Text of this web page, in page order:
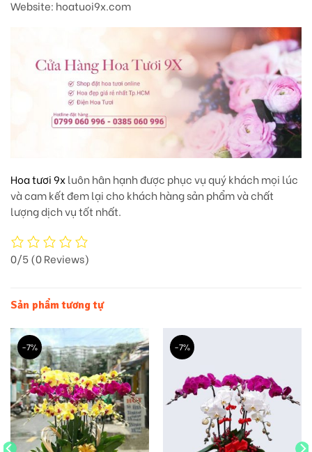
Website: hoatuoi9x.com
Hoa tươi 9xluôn hân hạnh được phục vụ quý khách mọi lúc
và cam kết đem lại cho khách hàng sản phẩm và chất
lượng dịch vụ tốt nhất.
0/5(0 Reviews)
Sản phẩm tương tự
-7% -7%